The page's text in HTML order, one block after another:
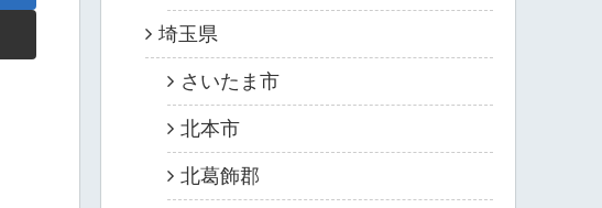
埼玉県
さいたま市
北本市
北葛飾郡